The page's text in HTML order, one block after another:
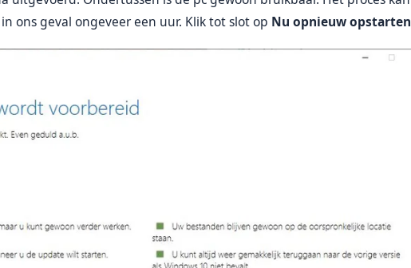
ons geval ongeveer een uur. Klik tot slot op Nu opnieuw opstarten